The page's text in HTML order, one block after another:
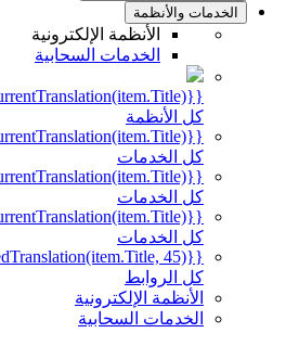
الخدمات والأنظمة
الأنظمة الإلكترونية
الخدمات السحابية
{{mmc.getCurrentTranslation(item.Title)}}
كل الأنظمة
{{mmc.getCurrentTranslation(item.Title)}}
كل الخدمات
{{mmc.getCurrentTranslation(item.Title)}}
كل الخدمات
{{mmc.getCurrentTranslation(item.Title)}}
كل الخدمات
{{mmc.getTrimmedTranslation(item.Title, 45)}}
كل الروابط
الأنظمة الإلكترونية
الخدمات السحابية